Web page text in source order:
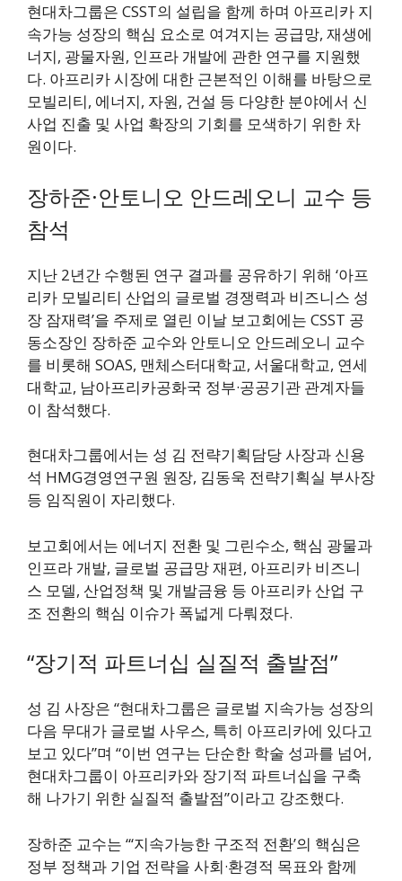
현대차그룹은 CSST의 설립을 함께 하며 아프리카 지
속가능 성장의 핵심 요소로 여겨지는 공급망, 재생에
너지, 광물자원, 인프라 개발에 관한 연구를 지원했
다. 아프리카 시장에 대한 근본적인 이해를 바탕으로
모빌리티, 에너지, 자원, 건설 등 다양한 분야에서 신
사업 진출 및 사업 확장의 기회를 모색하기 위한 차
원이다.
장하준·안토니오 안드레오니 교수 등
참석
지난 2년간 수행된 연구 결과를 공유하기 위해 ‘아프
리카 모빌리티 산업의 글로벌 경쟁력과 비즈니스 성
장 잠재력’을 주제로 열린 이날 보고회에는 CSST 공
동소장인 장하준 교수와 안토니오 안드레오니 교수
를 비롯해 SOAS, 맨체스터대학교, 서울대학교, 연세
대학교, 남아프리카공화국 정부·공공기관 관계자들
이 참석했다.
현대차그룹에서는 성 김 전략기획담당 사장과 신용
석 HMG경영연구원 원장, 김동욱 전략기획실 부사장
등 임직원이 자리했다.
보고회에서는 에너지 전환 및 그린수소, 핵심 광물과
인프라 개발, 글로벌 공급망 재편, 아프리카 비즈니
스 모델, 산업정책 및 개발금융 등 아프리카 산업 구
조 전환의 핵심 이슈가 폭넓게 다뤄졌다.
“장기적 파트너십 실질적 출발점”
성 김 사장은 “현대차그룹은 글로벌 지속가능 성장의
다음 무대가 글로벌 사우스, 특히 아프리카에 있다고
보고 있다”며 “이번 연구는 단순한 학술 성과를 넘어,
현대차그룹이 아프리카와 장기적 파트너십을 구축
해 나가기 위한 실질적 출발점”이라고 강조했다.
장하준 교수는 “‘지속가능한 구조적 전환’의 핵심은
정부 정책과 기업 전략을 사회·환경적 목표와 함께